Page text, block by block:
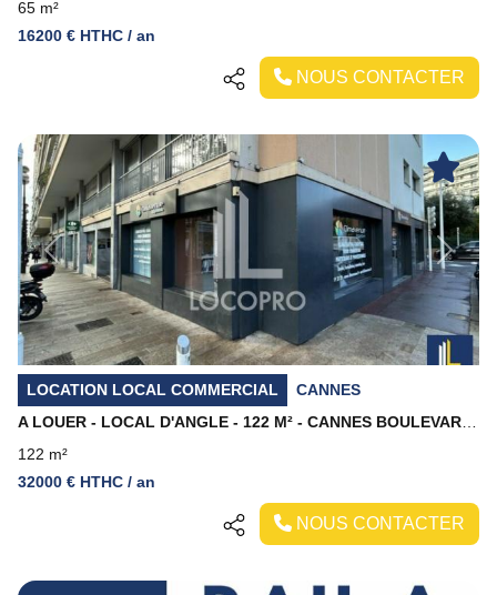
65 m²
16200 € HTHC / an
NOUS CONTACTER
Previous Next
LOCATION LOCAL COMMERCIAL
CANNES
122 m²
32000 € HTHC / an
NOUS CONTACTER